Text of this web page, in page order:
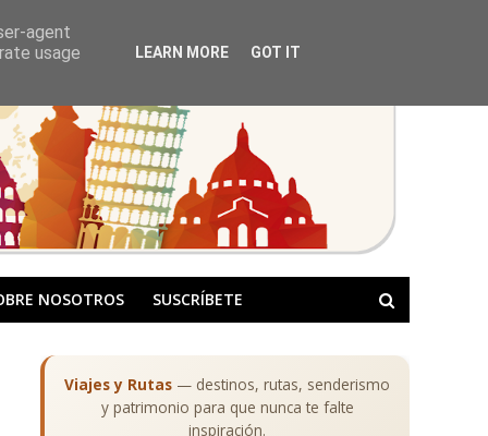
NOSOTROS SUSCRÍBETE
Viajes y Rutas — destinos, rutas, senderismo
y patrimonio para que nunca te falte
inspiración.
agent
usage
LEARN MORE GOT IT